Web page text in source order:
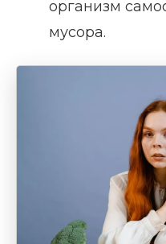
организм
мусора.